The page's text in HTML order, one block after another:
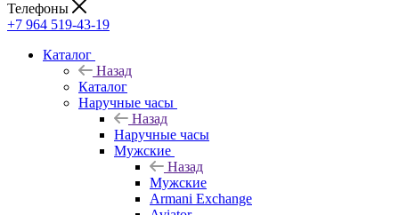
Телефоны
+7 964 519-43-19
Каталог
Назад
Каталог
Наручные часы
Назад
Наручные часы
Мужские
Назад
Мужские
Armani Exchange